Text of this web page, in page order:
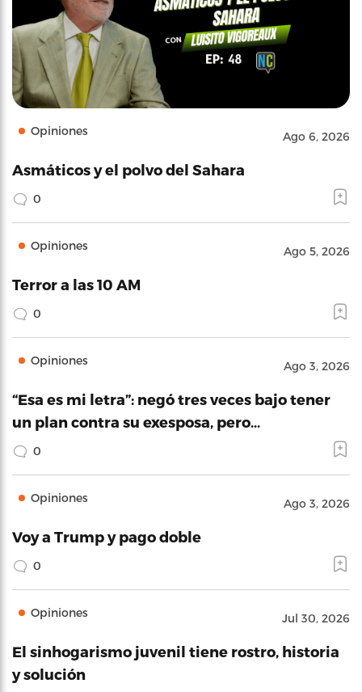
Opiniones Ago 6, 2026
Asmáticos y el polvo del Sahara
0
Opiniones Ago 5, 2026
Terror a las 10 AM
0
Opiniones Ago 3, 2026
“Esa es mi letra”: negó tres veces bajo tener
un plan contra su exesposa, pero…
0
Opiniones Ago 3, 2026
Voy a Trump y pago doble
0
Opiniones Jul 30, 2026
El sinhogarismo juvenil tiene rostro, historia
y solución